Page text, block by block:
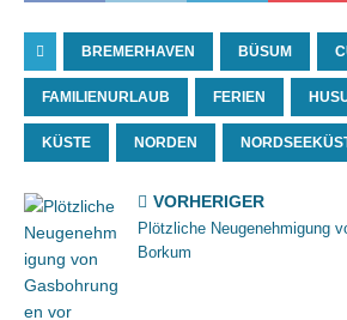
BREMERHAVEN BÜSUM
FAMILIENURLAUB FERIEN
KÜSTE NORDEN
VORHERIGER
Plötzliche Neugenehmigung
Borkum